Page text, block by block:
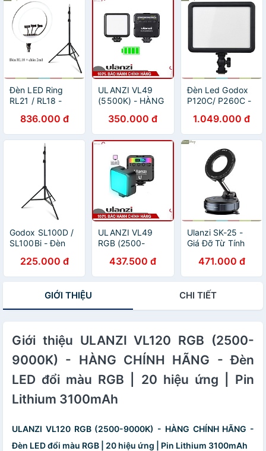
Đèn LED Ring
RL21 / RL18 -
Cho Chụp Ảnh ,
Quay Phim, Phát
Trực Tiếp, Nhiệt
Độ Màu 2700K-
6500K, Công
65W - Hàng
nhập khẩu
836.000 đ
ULANZI VL49
(5500K) - HÀNG
Đèn Led tích hợp
pin Lithium
2000mAh
350.000 đ
Đèn Led Godox
P120C/ P260C -
Mỏng Dành Cho
Máy Ảnh Và Máy
Quay, Nhiệt Độ
Màu 3300K-
5600K, Công
Suất Tối Đa 30W
- Hàng chính
hãng
1.049.000 đ
Godox SL100D /
SL100Bi - Đèn
Quay Phim, Chụp
Hình, Điều Khiển
Tối Đa 100W -
Hàng chính hãng
225.000 đ
ULANZI VL49
RGB (2500-
CHÍNH HÃNG -
Đèn Led Đổi Màu
437.500 đ
Ulanzi SK-25 -
Giá Đỡ Từ Tính
Xoay Linh Hoạt
360° Tương
Cho IPhone, Xe
471.000 đ
GIỚI THIỆU CHI TIẾT
Giới thiệu ULANZI VL120 RGB (2500-
9000K) - HÀNG CHÍNH HÃNG - Đèn
LED đổi màu RGB | 20 hiệu ứng | Pin
Lithium 3100mAh
ULANZI VL120 RGB (2500-9000K) - HÀNG CHÍNH HÃNG -
Đèn LED đổi màu RGB | 20 hiệu ứng | Pin Lithium 3100mAh